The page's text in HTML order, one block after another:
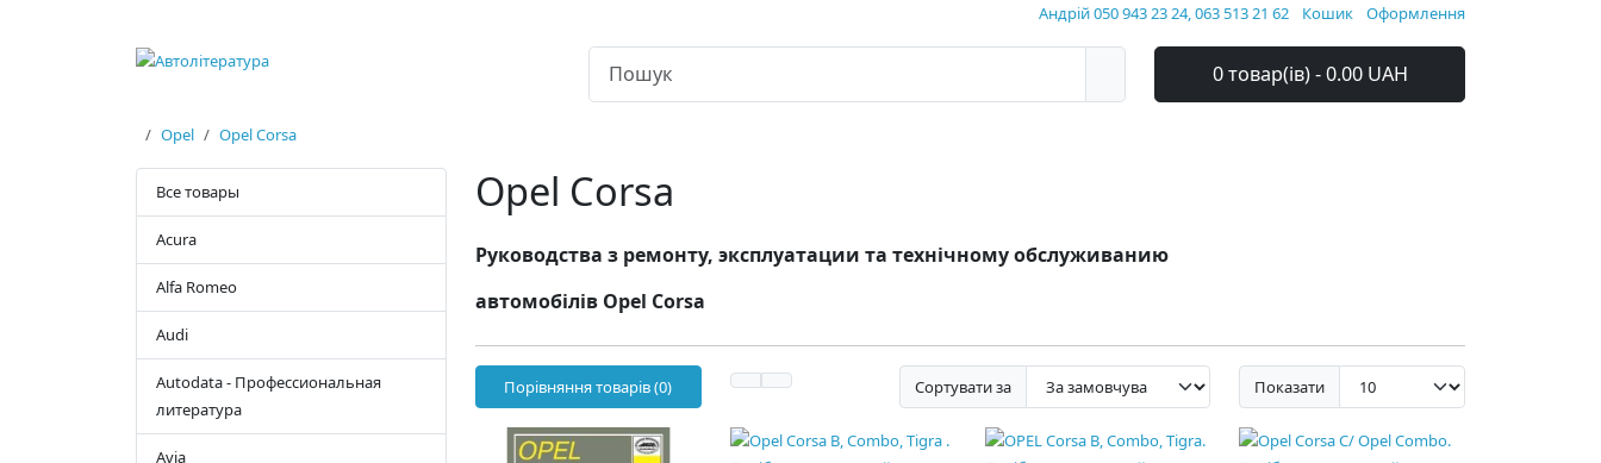
Андрій 050 943 23 24, 063 513 21 62 Кошик Оформлення
0 товар(ів) - 0.00 UAH
Opel Opel Corsa
Все товары
Acura
Alfa Romeo
Audi
Autodata - Профессиональная
литература
Avia
Opel Corsa
Руководства з ремонту, эксплуатации та технічному обслуживанию
автомобілів Opel Corsa
Порівняння товарів (0) Сортувати за Показати